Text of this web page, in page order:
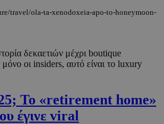
travel/ola-ta-xenodoxeia-apo-to-honeymoon-
δεκαετιών μέχρι boutique
οι insiders, αυτό είναι το luxury
Το «retirement home»
έγινε viral